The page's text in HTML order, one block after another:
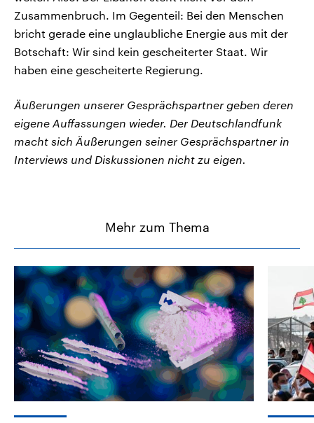
Zusammenbruch. Im Gegenteil: Bei den Menschen
bricht gerade eine unglaubliche Energie aus mit der
Botschaft: Wir sind kein gescheiterter Staat. Wir
haben eine gescheiterte Regierung.
Äußerungen unserer Gesprächspartner geben deren
eigene Auffassungen wieder. Der Deutschlandfunk
macht sich Äußerungen seiner Gesprächspartner in
Interviews und Diskussionen nicht zu eigen.
Mehr zum Thema